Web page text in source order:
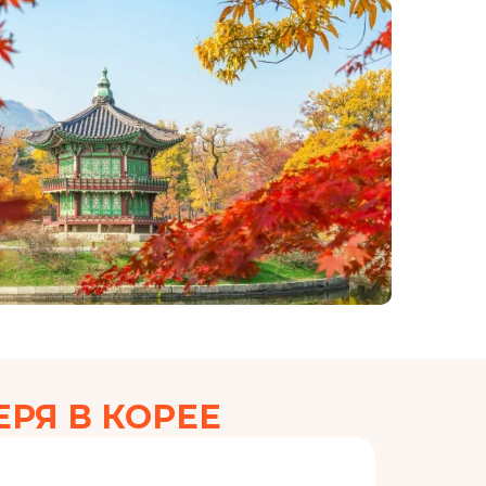
В КОРЕЕ